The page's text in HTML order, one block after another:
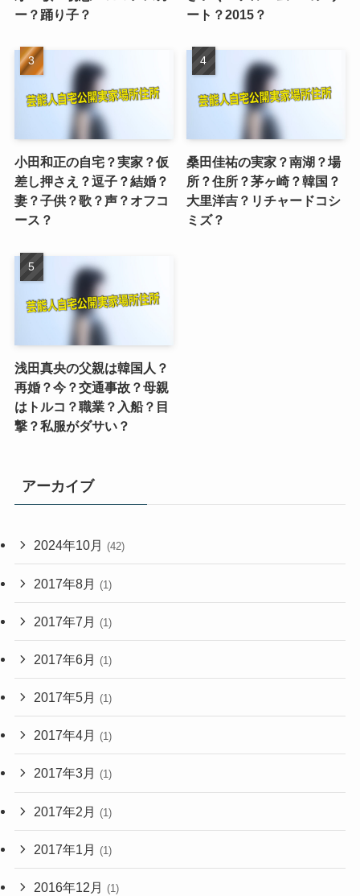
ー？踊り子？
ート？2015？
小田和正の自宅？実家？仮
差し押さえ？逗子？結婚？
妻？子供？歌？声？オフコ
ース？
桑田佳祐の実家？南湖？場
所？住所？茅ヶ崎？韓国？
大里洋吉？リチャードコシ
ミズ？
浅田真央の父親は韓国人？
再婚？今？交通事故？母親
はトルコ？職業？入船？目
撃？私服がダサい？
アーカイブ
2024年10月 (42)
2017年8月 (1)
2017年7月 (1)
2017年6月 (1)
2017年5月 (1)
2017年4月 (1)
2017年3月 (1)
2017年2月 (1)
2017年1月 (1)
2016年12月 (1)